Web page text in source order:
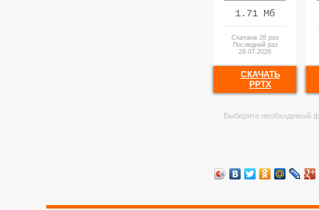
1.71 Мб
Скачана 26 раз
Последний раз
29.07.2026
СКАЧАТЬ
PPTX
Выберите необходимый